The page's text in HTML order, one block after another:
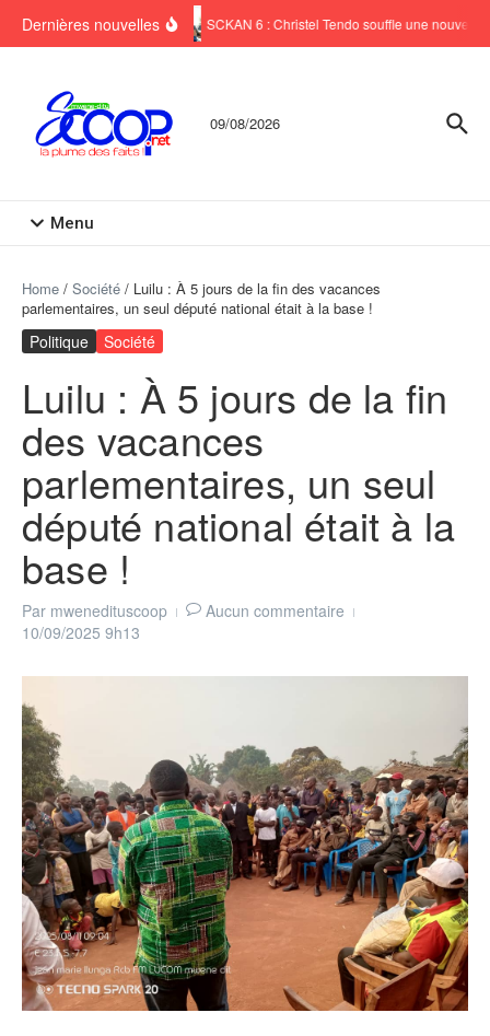
Dernières nouvelles SCKAN 6 : Christel Tendo souffle une nouvelle
09/08/2026
Menu
Home / Société / Luilu : À 5 jours de la fin des vacances
parlementaires, un seul député national était à la base !
Politique Société
Luilu : À 5 jours de la fin
des vacances
parlementaires, un seul
député national était à la
base !
Par mwenedituscoop
Aucun commentaire
10/09/2025 9h13